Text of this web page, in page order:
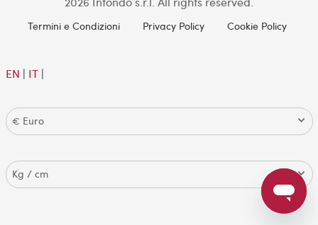
Termini e Condizioni Privacy Policy Cookie Policy
EN | IT|